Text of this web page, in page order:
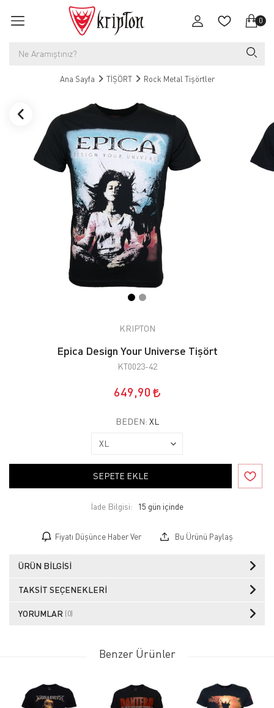
0
Ana Sayfa TİŞÖRT Rock Metal Tişörtler
KRIPTON
Epica Design Your Universe Tişört
KT0023-42
649,90
BEDEN: XL
SEPETE EKLE
İade Bilgisi:
Fiyatı Düşünce Haber Ver Bu Ürünü Paylaş
ÜRÜN BILGISI
TAKSIT SEÇENEKLERI
YORUMLAR (0)
Benzer Ürünler